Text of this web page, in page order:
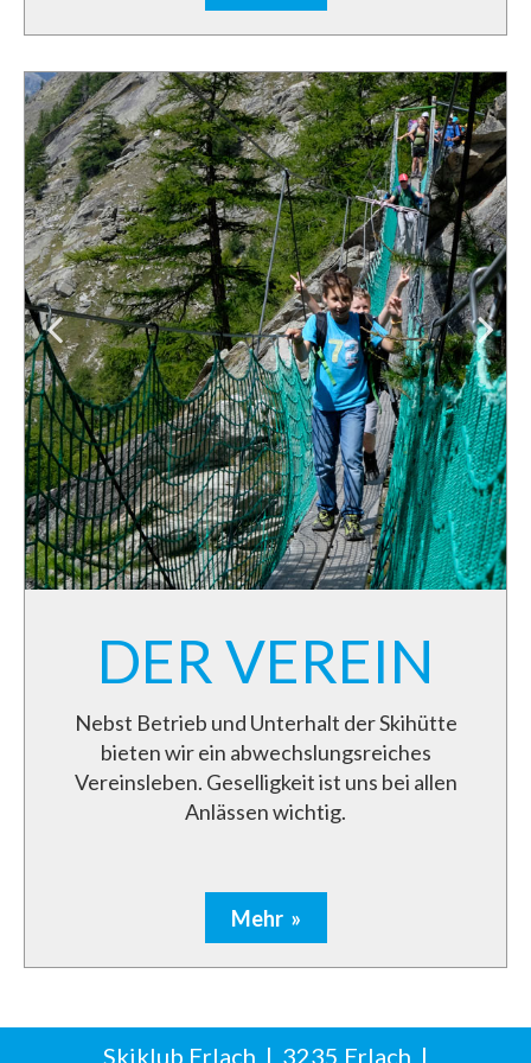
DER VEREIN
Nebst Betrieb und Unterhalt der Skihütte
bieten wir ein abwechslungsreiches
Vereinsleben. Geselligkeit ist uns bei allen
Anlässen wichtig.
Mehr
Skiklub Erlach | 3235 Erlach |